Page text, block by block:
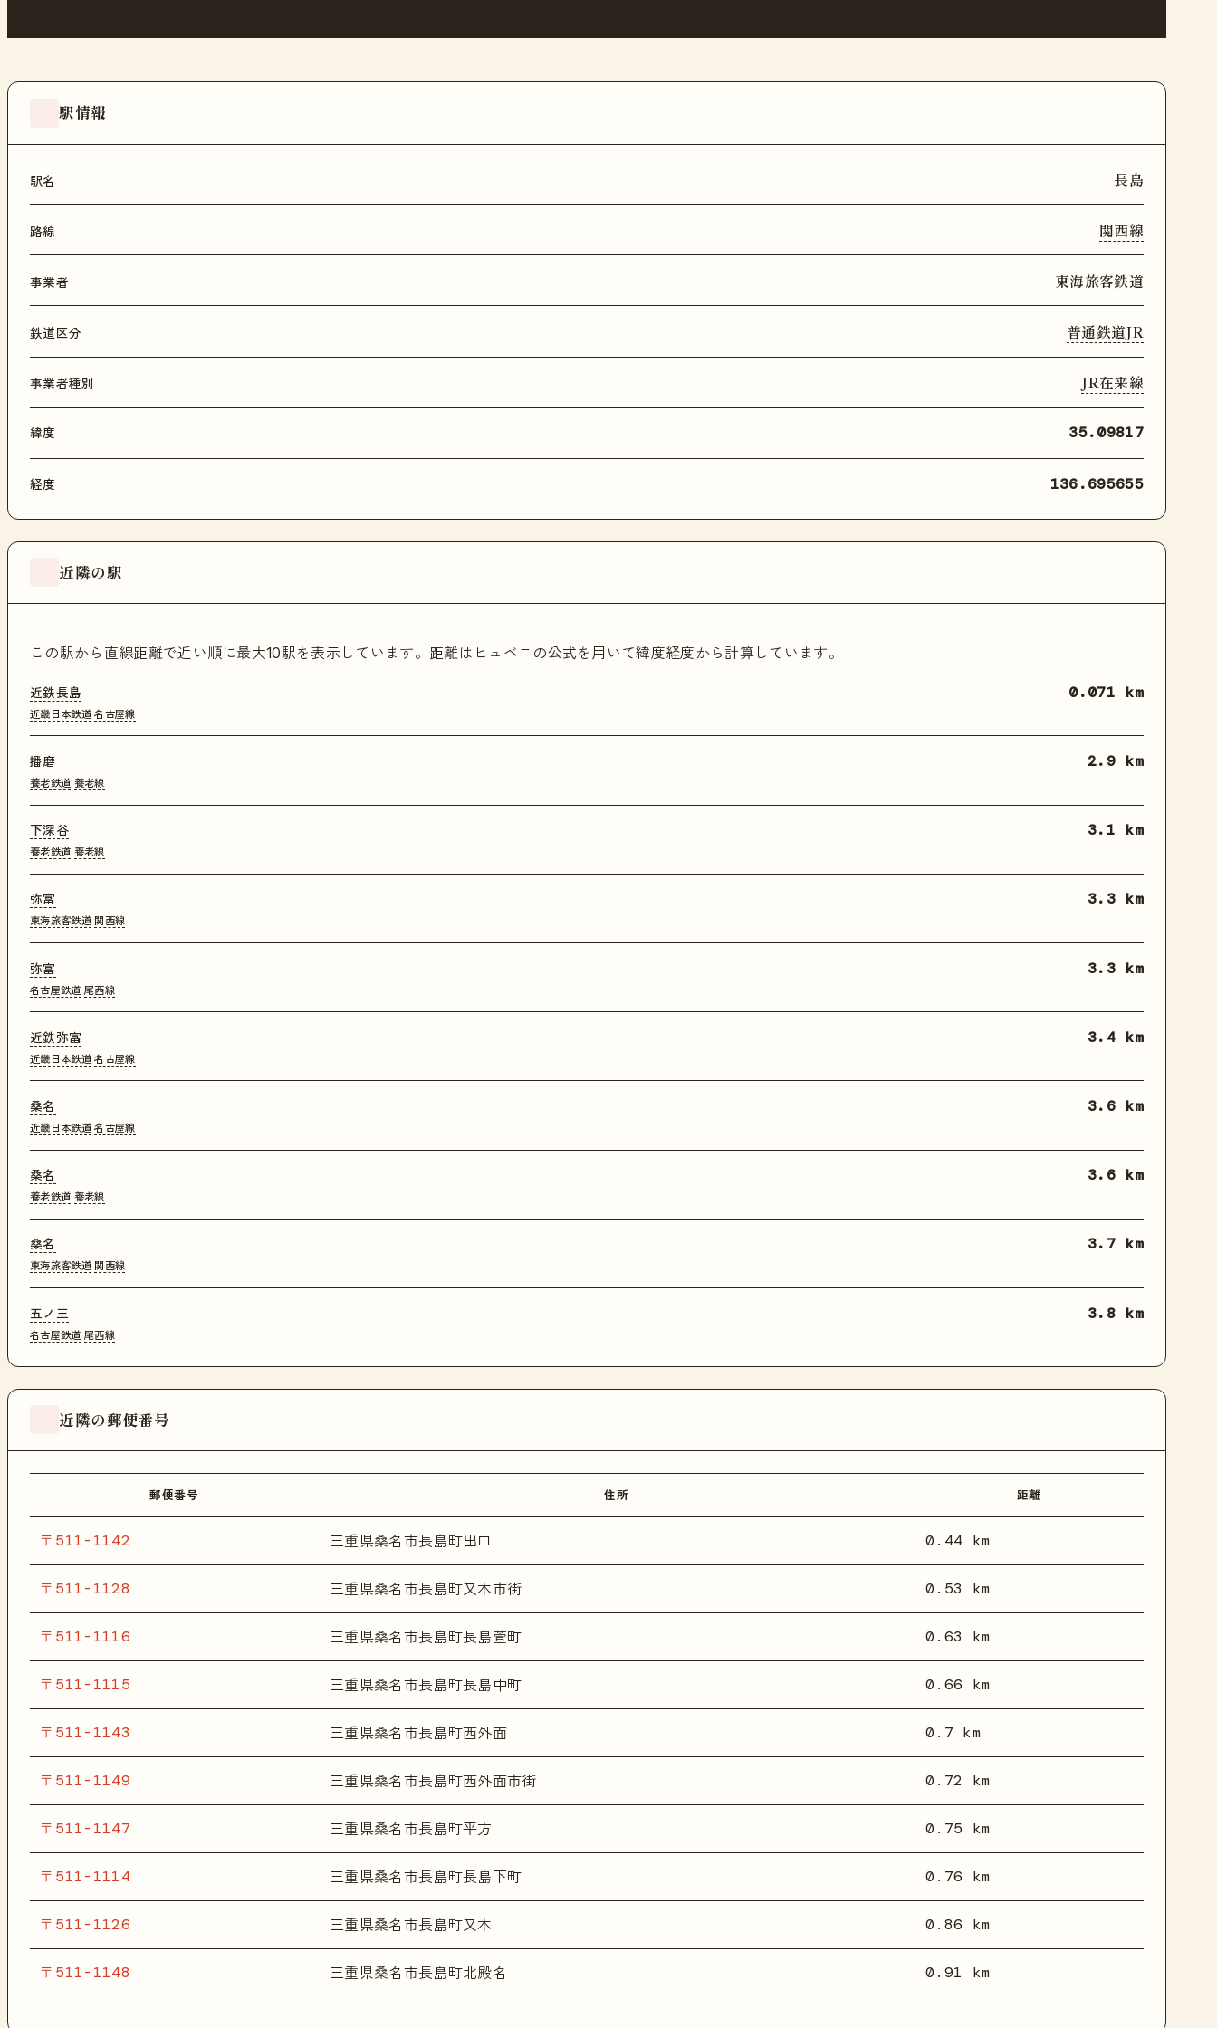
駅情報
駅名 長島
路線 関西線
事業者 東海旅客鉄道
鉄道区分 普通鉄道JR
事業者種別 JR在来線
緯度 35.09817
経度 136.695655
近隣の駅
この駅から直線距離で近い順に最大10駅を表示しています。距離はヒュベニの公式を用いて緯度経度から計算しています。
近鉄長島
近畿日本鉄道 名古屋線
0.071 km
播磨
養老鉄道 養老線
2.9 km
下深谷
養老鉄道 養老線
3.1 km
弥富
東海旅客鉄道 関西線
3.3 km
弥富
名古屋鉄道 尾西線
3.3 km
近鉄弥富
近畿日本鉄道 名古屋線
3.4 km
桑名
近畿日本鉄道 名古屋線
3.6 km
桑名
養老鉄道 養老線
3.6 km
桑名
東海旅客鉄道 関西線
3.7 km
五ノ三
名古屋鉄道 尾西線
3.8 km
近隣の郵便番号
郵便番号 住所 距離
〒511-1142 三重県桑名市長島町出口 0.44 km
〒511-1128 三重県桑名市長島町又木市街 0.53 km
〒511-1116 三重県桑名市長島町長島萱町 0.63 km
〒511-1115 三重県桑名市長島町長島中町 0.66 km
〒511-1143 三重県桑名市長島町西外面 0.7 km
〒511-1149 三重県桑名市長島町西外面市街 0.72 km
〒511-1147 三重県桑名市長島町平方 0.75 km
〒511-1114 三重県桑名市長島町長島下町 0.76 km
〒511-1126 三重県桑名市長島町又木 0.86 km
〒511-1148 三重県桑名市長島町北殿名 0.91 km